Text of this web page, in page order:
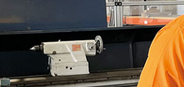
回転ユニオンとスリップリング
ガスエンジン用部品
サステナビリティ
私たちの原点